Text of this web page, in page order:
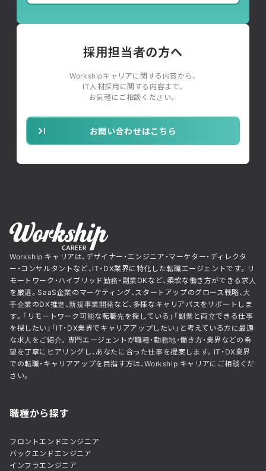
採用担当者の方へ
Workshipキャリアに関する内容から、
IT人材採用に関する内容まで、
お気軽にご相談ください。
お問い合わせはこちら
Workship キャリアは、デザイナー・エンジニア・マーケター・ディレクタ
ー・コンサルタントなど、IT・DX業界に特化した転職エージェントです。リ
モートワーク・ハイブリッド勤務・副業OKなど、柔軟な働き方ができる求人
を厳選。SaaS企業のマーケティング、スタートアップのグロース戦略、大
手企業のDX推進、新規事業開発など、多様なキャリアパスをサポートしま
す。「リモートワーク可能な転職先を探している」「副業と両立できる仕事
を探したい」「IT・DX業界でキャリアアップしたい」と考えている方に最適
な求人をご紹介。専門エージェントが職種・勤務地・働き方・業界などの希
望を丁寧にヒアリングし、あなたに合った仕事を提案します。IT・DX業界
での転職・キャリアアップを目指す方は、Workship キャリアにご相談くだ
さい。
職種から探す
フロントエンドエンジニア
バックエンドエンジニア
インフラエンジニア